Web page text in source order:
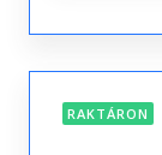
RAKTÁRON